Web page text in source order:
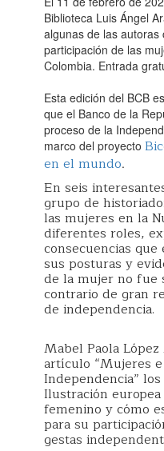
Biblioteca Luis Ángel
algunas de las
participación de las
Colombia. Entrada
Esta edición del BCB
que el Banco de la
proceso de la
marco del proyecto
en el mundo.
En seis
grupo de
las mujeres en la
diferentes roles,
consecuencias
sus posturas y
de la mujer no fue
contrario de gran
de independencia.
Mabel Paola
artículo “Mujeres
Independencia”
Ilustración
femenino y cómo
para su
gestas